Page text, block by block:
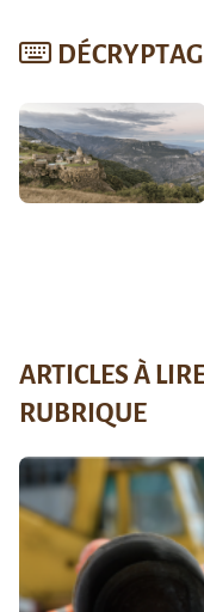
ARTICLES À
RUBRIQUE